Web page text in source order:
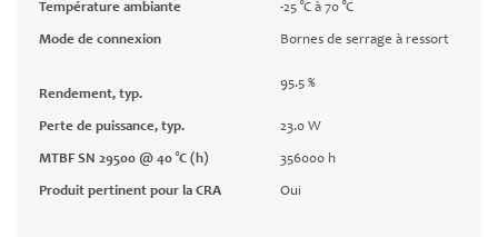
Température ambiante -25 °C à 70 °C
Mode de connexion Bornes de serrage à ressort
Rendement, typ.
95.5 %
Perte de puissance, typ. 23.0 W
MTBF SN 29500 @ 40 °C (h) 356000 h
Produit pertinent pour la CRA Oui